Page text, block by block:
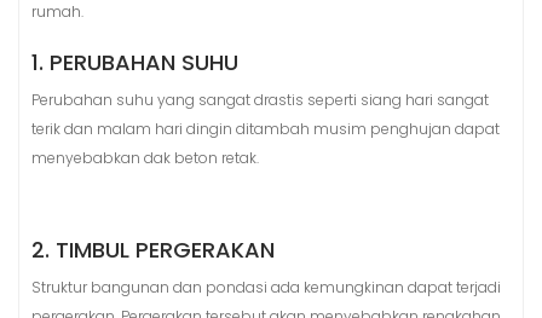
rumah.
1. PERUBAHAN SUHU
Perubahan suhu yang sangat drastis seperti siang hari sangat
terik dan malam hari dingin ditambah musim penghujan dapat
menyebabkan dak beton retak.
2. TIMBUL PERGERAKAN
Struktur bangunan dan pondasi ada kemungkinan dapat terjadi